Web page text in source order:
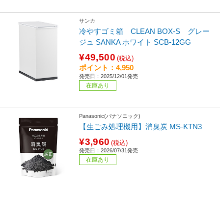
サンカ
冷やすゴミ箱 CLEAN BOX-S グレー
ジュ SANKA ホワイト SCB-12GG
¥49,500 (税込)
ポイント：4,950
発売日：2025/12/01発売
在庫あり
Panasonic(パナソニック)
【生ごみ処理機用】消臭炭 MS-KTN3
¥3,960 (税込)
発売日：2026/07/31発売
在庫あり